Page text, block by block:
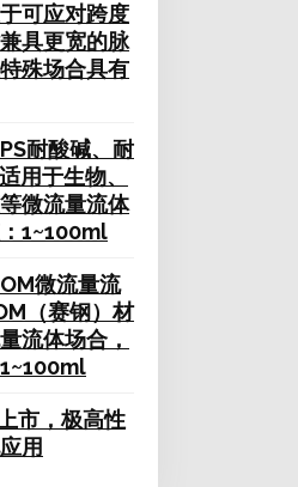
可应对跨度
具更宽的脉
殊场合具有
耐酸碱、耐
用于生物、
微流量流体
1~100ml
微流量流
（赛钢）材
流体场合，
市，极高性
用